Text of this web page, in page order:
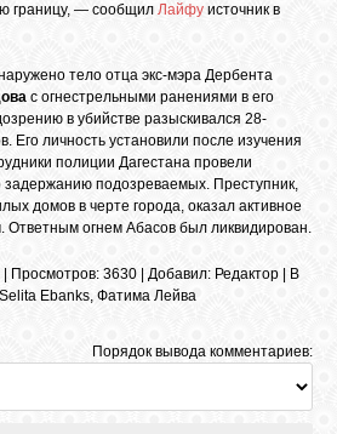
границу, — сообщил Лайфу источник в
тело отца экс-мэра Дербента
с огнестрельными ранениями в его
в убийстве разыскивался 28-
Его личность установили после изучения
полиции Дагестана провели
задержанию подозреваемых. Преступник,
домов в черте города, оказал активное
Ответным огнем Абасов был ликвидирован.
Просмотров: 3630 | Добавил: Редактор
В
Selita Ebanks, Фатима Лейва
Порядок вывода комментариев: